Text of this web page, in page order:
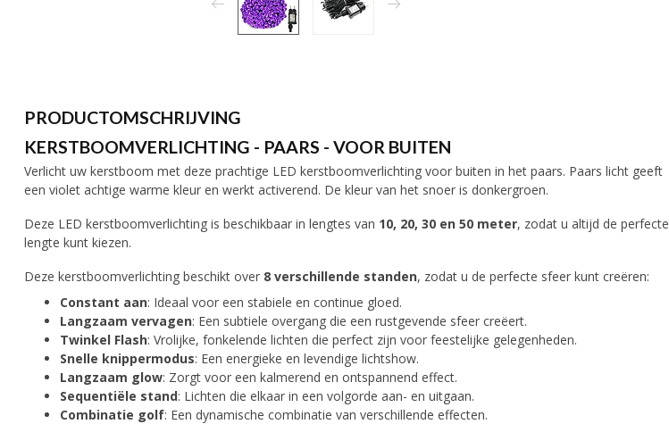
PRODUCTOMSCHRIJVING
KERSTBOOMVERLICHTING - PAARS - VOOR BUITEN
Verlicht uw kerstboom met deze prachtige LED kerstboomverlichting voor buiten in het paars. Paars licht geeft
een violet achtige warme kleur en werkt activerend. De kleur van het snoer is donkergroen.
Deze LED kerstboomverlichting is beschikbaar in lengtes van 10, 20, 30 en 50 meter, zodat u altijd de perfecte
lengte kunt kiezen.
Deze kerstboomverlichting beschikt over 8 verschillende standen, zodat u de perfecte sfeer kunt creëren:
Constant aan: Ideaal voor een stabiele en continue gloed.
Langzaam vervagen: Een subtiele overgang die een rustgevende sfeer creëert.
Twinkel Flash: Vrolijke, fonkelende lichten die perfect zijn voor feestelijke gelegenheden.
Snelle knippermodus: Een energieke en levendige lichtshow.
Langzaam glow: Zorgt voor een kalmerend en ontspannend effect.
Sequentiële stand: Lichten die elkaar in een volgorde aan- en uitgaan.
Combinatie golf: Een dynamische combinatie van verschillende effecten.